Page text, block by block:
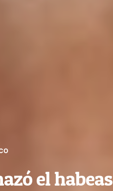
el habeas